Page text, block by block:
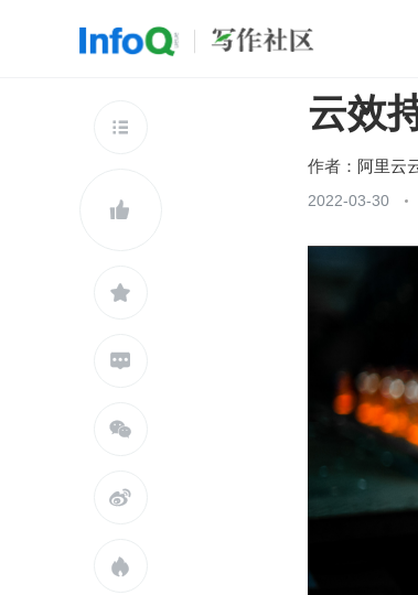
开源 架
查看更多







云效
作者： 阿里云
2022-03-30